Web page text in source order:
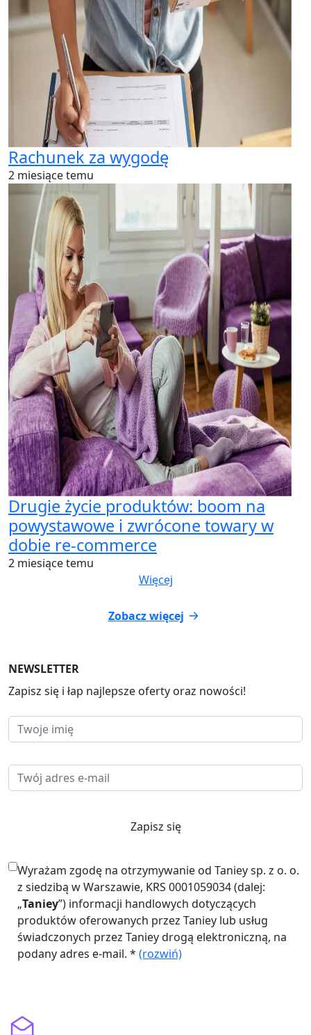
Rachunek za wygodę
2 miesiące temu
Drugie życie produktów: boom na
powystawowe i zwrócone towary w
dobie re-commerce
2 miesiące temu
Więcej
Zobacz więcej
NEWSLETTER
Zapisz się i łap najlepsze oferty oraz nowości!
Zapisz się
Wyrażam zgodę na otrzymywanie od Taniey sp. z o. o.
z siedzibą w Warszawie, KRS 0001059034 (dalej:
„Taniey”) informacji handlowych dotyczących
produktów oferowanych przez Taniey lub usług
świadczonych przez Taniey drogą elektroniczną, na
podany adres e-mail. * (rozwiń)